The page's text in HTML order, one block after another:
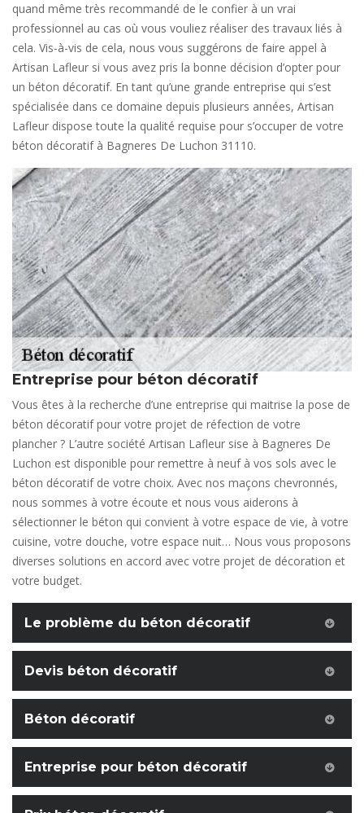
quand même très recommandé de le confier à un vrai
professionnel au cas où vous vouliez réaliser des travaux liés à
cela. Vis-à-vis de cela, nous vous suggérons de faire appel à
Artisan Lafleur si vous avez pris la bonne décision d’opter pour
un béton décoratif. En tant qu’une grande entreprise qui s’est
spécialisée dans ce domaine depuis plusieurs années, Artisan
Lafleur dispose toute la qualité requise pour s’occuper de votre
béton décoratif à Bagneres De Luchon 31110.
Entreprise pour béton décoratif
Vous êtes à la recherche d’une entreprise qui maitrise la pose de
béton décoratif pour votre projet de réfection de votre
plancher ? L’autre société Artisan Lafleur sise à Bagneres De
Luchon est disponible pour remettre à neuf à vos sols avec le
béton décoratif de votre choix. Avec nos maçons chevronnés,
nous sommes à votre écoute et nous vous aiderons à
sélectionner le béton qui convient à votre espace de vie, à votre
cuisine, votre douche, votre espace nuit… Nous vous proposons
diverses solutions en accord avec votre projet de décoration et
votre budget.
Le problème du béton décoratif
Devis béton décoratif
Béton décoratif
Entreprise pour béton décoratif